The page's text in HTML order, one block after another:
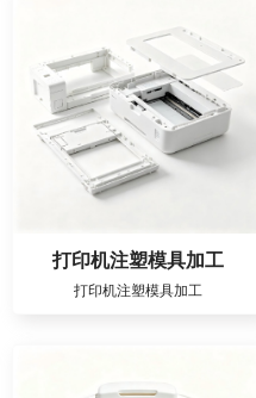
打印机注塑模具加工
打印机注塑模具加工